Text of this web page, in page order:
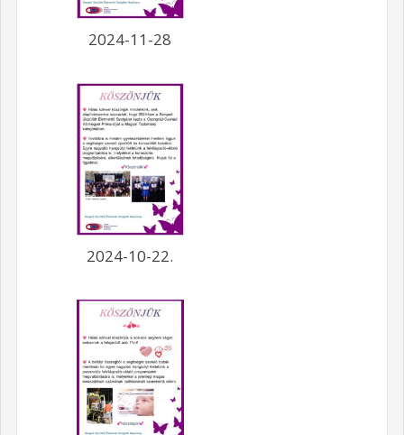
2024-11-28
2024-10-22.